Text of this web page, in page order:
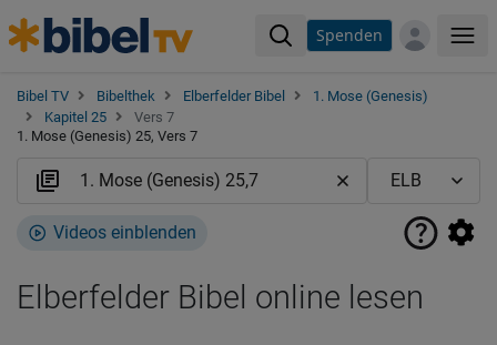
Spenden
Bibel TV Bibelthek Elberfelder Bibel
1. Mose (Genesis)
Kapitel 25
Vers 7
1. Mose (Genesis) 25, Vers 7
Videos einblenden
Elberfelder Bibel online lesen